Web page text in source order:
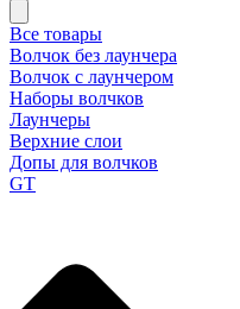
Все товары
Волчок без лаунчера
Волчок с лаунчером
Наборы волчков
Лаунчеры
Верхние слои
Допы для волчков
GT